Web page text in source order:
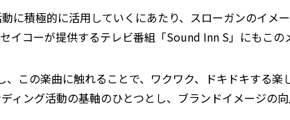
に積極的に活用していくにあたり、スローガンのイメ
コーが提供するテレビ番組「Sound Inn S」にもこの
この楽曲に触れることで、ワクワク、ドキドキする楽
ィング活動の基軸のひとつとし、ブランドイメージの向